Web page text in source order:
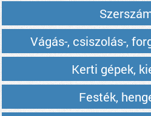
Vágás-, csiszolás-,
Kerti gépek,
Festék,